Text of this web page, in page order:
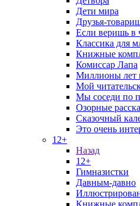
Дети мира
Друзья-
Если веришь в
Классика для
Книжные
Комиссар Лапа
Миллионы лет
Мой
Мы соседи по
Озорные
Сказочный
Это очень
12+
Назад
12+
Гимназистки
Давным-давно
Книжные